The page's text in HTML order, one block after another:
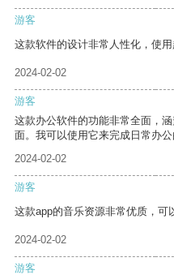
游客
这款软件的设计非常人性化，使用
2024-02-02
游客
这款办公软件的功能非常全面，
面。我可以使用它来完成日常办公
2024-02-02
游客
这款app的音乐资源非常优质，可
2024-02-02
游客